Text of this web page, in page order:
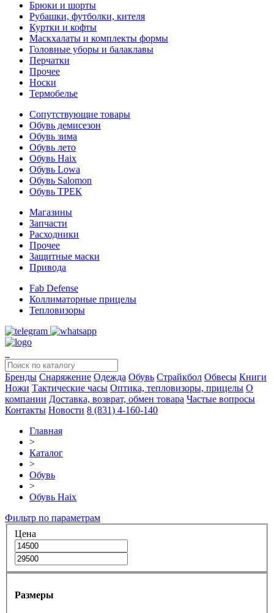
Брюки и шорты
Рубашки, футболки, кителя
Куртки и кофты
Маскхалаты и комплекты формы
Головные уборы и балаклавы
Перчатки
Прочее
Носки
Термобелье
Сопутствующие товары
Обувь демисезон
Обувь зима
Обувь лето
Обувь Haix
Обувь Lowa
Обувь Salomon
Обувь ТРЕК
Магазины
Запчасти
Расходники
Прочее
Защитные маски
Привода
Fab Defense
Коллиматорные прицелы
Тепловизоры
Бренды Снаряжение Одежда Обувь Страйкбол Обвесы Книги
Ножи Тактические часы Оптика, тепловизоры, прицелы О
компании Доставка, возврат, обмен товара Частые вопросы
Контакты Новости 8 (831) 4-160-140
Главная
>
Каталог
>
Обувь
>
Обувь Haix
Фильтр по параметрам
Цена
Размеры